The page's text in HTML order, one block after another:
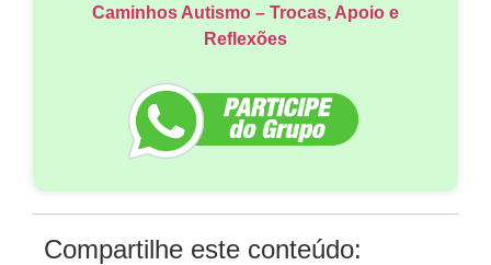
Caminhos Autismo – Trocas, Apoio e
Reflexões
Compartilhe este conteúdo: